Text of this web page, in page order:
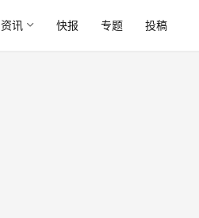
资讯 快报 专题 投稿